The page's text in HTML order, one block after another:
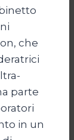
che
parte
in un